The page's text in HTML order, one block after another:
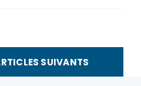
des
adaptés
GEM
SUIVANTS